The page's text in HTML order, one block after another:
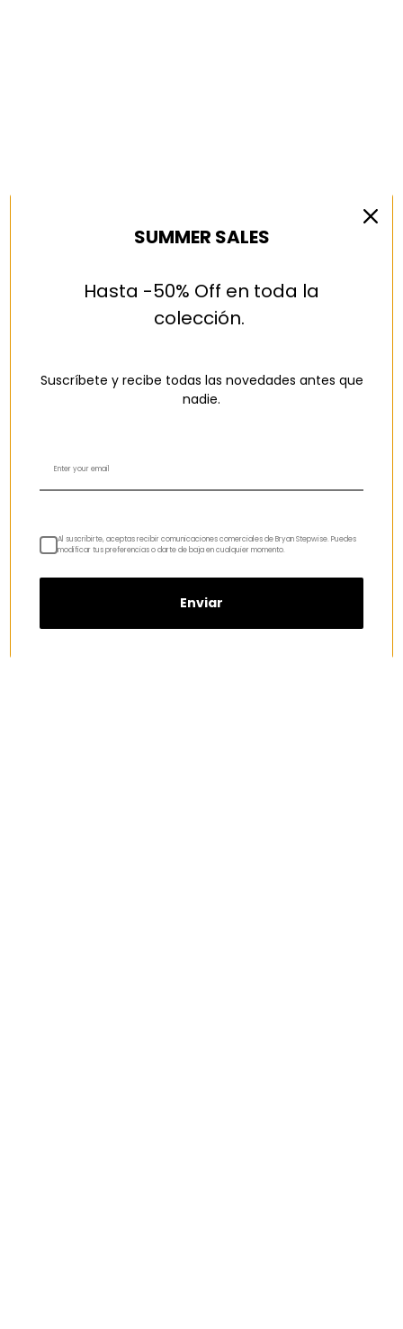
SUMMER SALES
Hasta -50% Off en toda la
colección.
Suscríbete y recibe todas las novedades antes que
nadie.
Al suscribirte, aceptas recibir comunicaciones comerciales de Bryan Stepwise. Puedes
modificar tus preferencias o darte de baja en cualquier momento.
Enviar